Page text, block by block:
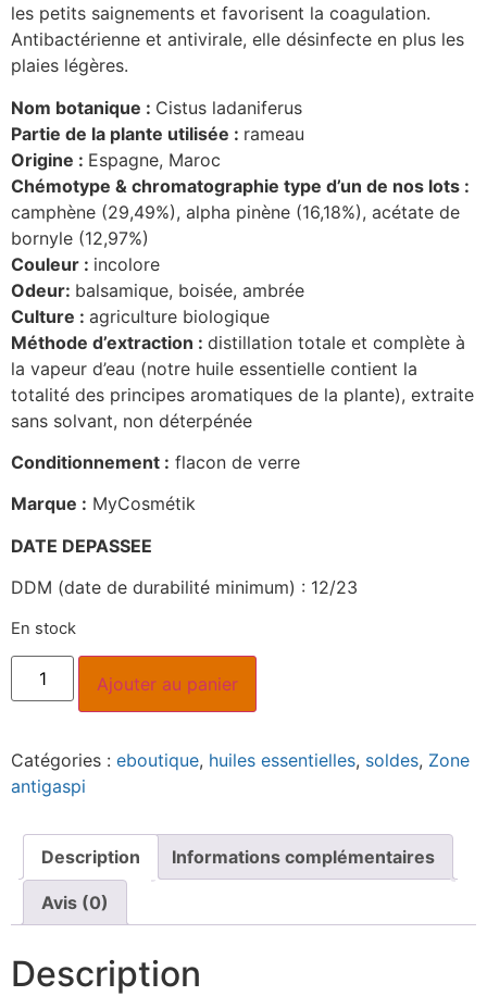
les petits saignements et favorisent la coagulation.
Antibactérienne et antivirale, elle désinfecte en plus les
plaies légères.
Nom botanique : Cistus ladaniferus
Partie de la plante utilisée : rameau
Origine : Espagne, Maroc
Chémotype & chromatographie type d’un de nos lots :
camphène (29,49%), alpha pinène (16,18%), acétate de
bornyle (12,97%)
Couleur : incolore
Odeur: balsamique, boisée, ambrée
Culture : agriculture biologique
Méthode d’extraction : distillation totale et complète à
la vapeur d’eau (notre huile essentielle contient la
totalité des principes aromatiques de la plante), extraite
sans solvant, non déterpénée
Conditionnement : flacon de verre
Marque : MyCosmétik
DATE DEPASSEE
DDM (date de durabilité minimum) : 12/23
En stock
Ajouter au panier
Catégories : eboutique, huiles essentielles, soldes, Zone
antigaspi
Description Informations complémentaires
Avis (0)
Description